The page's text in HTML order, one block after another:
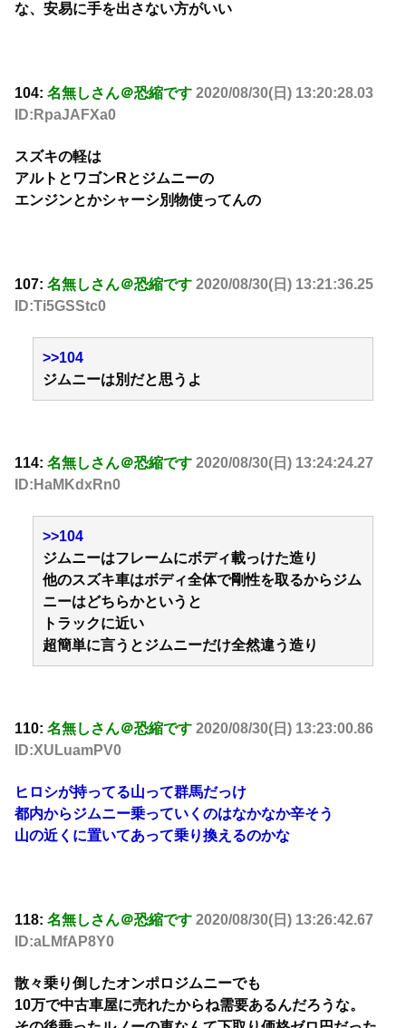
な、安易に手を出さない方がいい
104: 名無しさん＠恐縮です 2020/08/30(日) 13:20:28.03
ID:RpaJAFXa0
スズキの軽は
アルトとワゴンRとジムニーの
エンジンとかシャーシ別物使ってんの
107: 名無しさん＠恐縮です 2020/08/30(日) 13:21:36.25
ID:Ti5GSStc0
>>104
ジムニーは別だと思うよ
114: 名無しさん＠恐縮です 2020/08/30(日) 13:24:24.27
ID:HaMKdxRn0
>>104
ジムニーはフレームにボディ載っけた造り
他のスズキ車はボディ全体で剛性を取るからジム
ニーはどちらかというと
トラックに近い
超簡単に言うとジムニーだけ全然違う造り
110: 名無しさん＠恐縮です 2020/08/30(日) 13:23:00.86
ID:XULuamPV0
ヒロシが持ってる山って群馬だっけ
都内からジムニー乗っていくのはなかなか辛そう
山の近くに置いてあって乗り換えるのかな
118: 名無しさん＠恐縮です 2020/08/30(日) 13:26:42.67
ID:aLMfAP8Y0
散々乗り倒したオンポロジムニーでも
10万で中古車屋に売れたからね需要あるんだろうな。